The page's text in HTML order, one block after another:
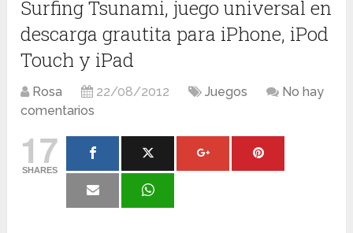
Surfing Tsunami, juego universal en
descarga grautita para iPhone, iPod
Touch y iPad
Rosa 22/08/2012 Juegos
No hay
comentarios
17
SHARES